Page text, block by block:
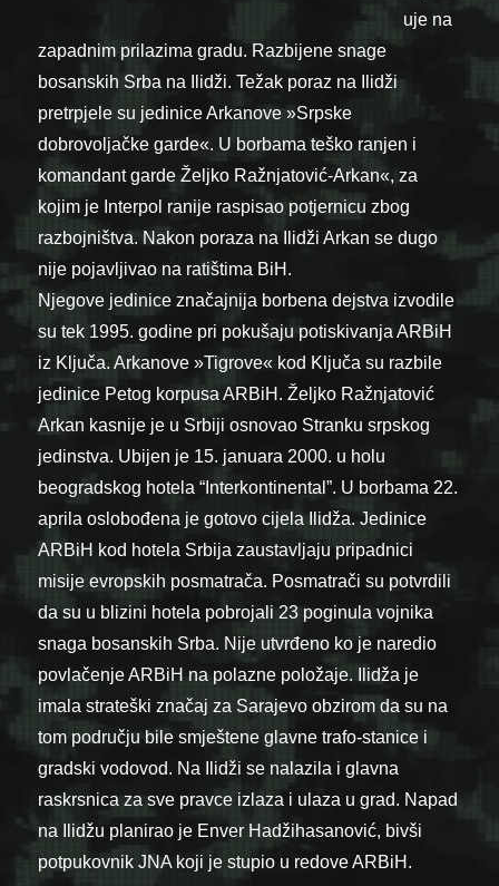
uje na
zapadnim prilazima gradu. Razbijene snage
bosanskih Srba na Ilidži. Težak poraz na Ilidži
pretrpjele su jedinice Arkanove »Srpske
dobrovoljačke garde«. U borbama teško ranjen i
komandant garde Željko Ražnjatović-Arkan«, za
kojim je Interpol ranije raspisao potjernicu zbog
razbojništva. Nakon poraza na Ilidži Arkan se dugo
nije pojavljivao na ratištima BiH.
Njegove jedinice značajnija borbena dejstva izvodile
su tek 1995. godine pri pokušaju potiskivanja ARBiH
iz Ključa. Arkanove »Tigrove« kod Ključa su razbile
jedinice Petog korpusa ARBiH. Željko Ražnjatović
Arkan kasnije je u Srbiji osnovao Stranku srpskog
jedinstva. Ubijen je 15. januara 2000. u holu
beogradskog hotela “Interkontinental”. U borbama 22.
aprila oslobođena je gotovo cijela Ilidža. Jedinice
ARBiH kod hotela Srbija zaustavljaju pripadnici
misije evropskih posmatrača. Posmatrači su potvrdili
da su u blizini hotela pobrojali 23 poginula vojnika
snaga bosanskih Srba. Nije utvrđeno ko je naredio
povlačenje ARBiH na polazne položaje. Ilidža je
imala strateški značaj za Sarajevo obzirom da su na
tom području bile smještene glavne trafo-stanice i
gradski vodovod. Na Ilidži se nalazila i glavna
raskrsnica za sve pravce izlaza i ulaza u grad. Napad
na Ilidžu planirao je Enver Hadžihasanović, bivši
potpukovnik JNA koji je stupio u redove ARBiH.